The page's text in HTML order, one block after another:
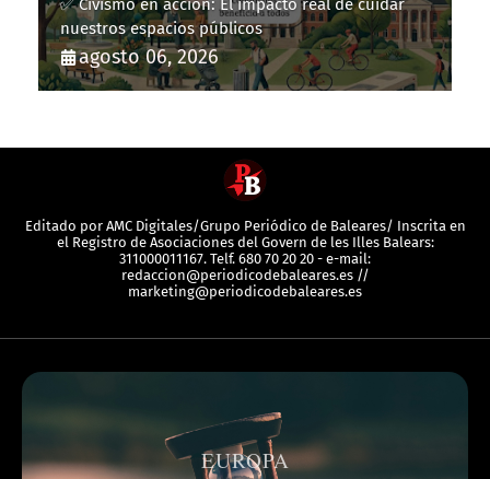
✅ Civismo en acción: El impacto real de cuidar
nuestros espacios públicos
agosto 06, 2026
Editado por AMC Digitales/Grupo Periódico de Baleares/ Inscrita en
el Registro de Asociaciones del Govern de les Illes Balears:
311000011167. Telf. 680 70 20 20 - e-mail:
redaccion@periodicodebaleares.es //
marketing@periodicodebaleares.es
EUROPA